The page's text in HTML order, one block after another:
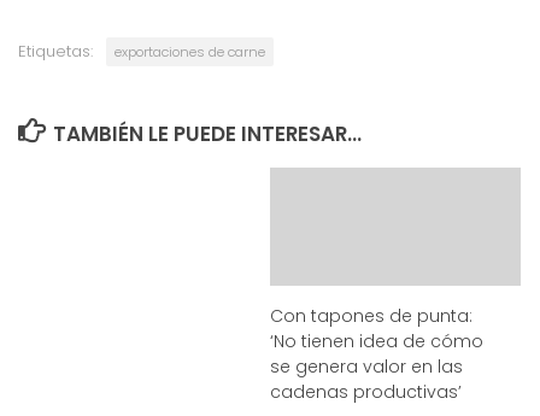
Etiquetas: exportaciones de carne
TAMBIÉN LE PUEDE INTERESAR...
Con tapones de punta:
‘No tienen idea de cómo
se genera valor en las
cadenas productivas’